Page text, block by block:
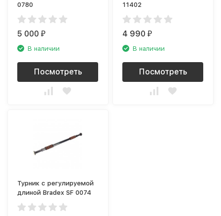
0780
5 000₽
В наличии
Посмотреть
11402
4 990₽
В наличии
Посмотреть
Турник с регулируемой
длиной Bradex SF 0074